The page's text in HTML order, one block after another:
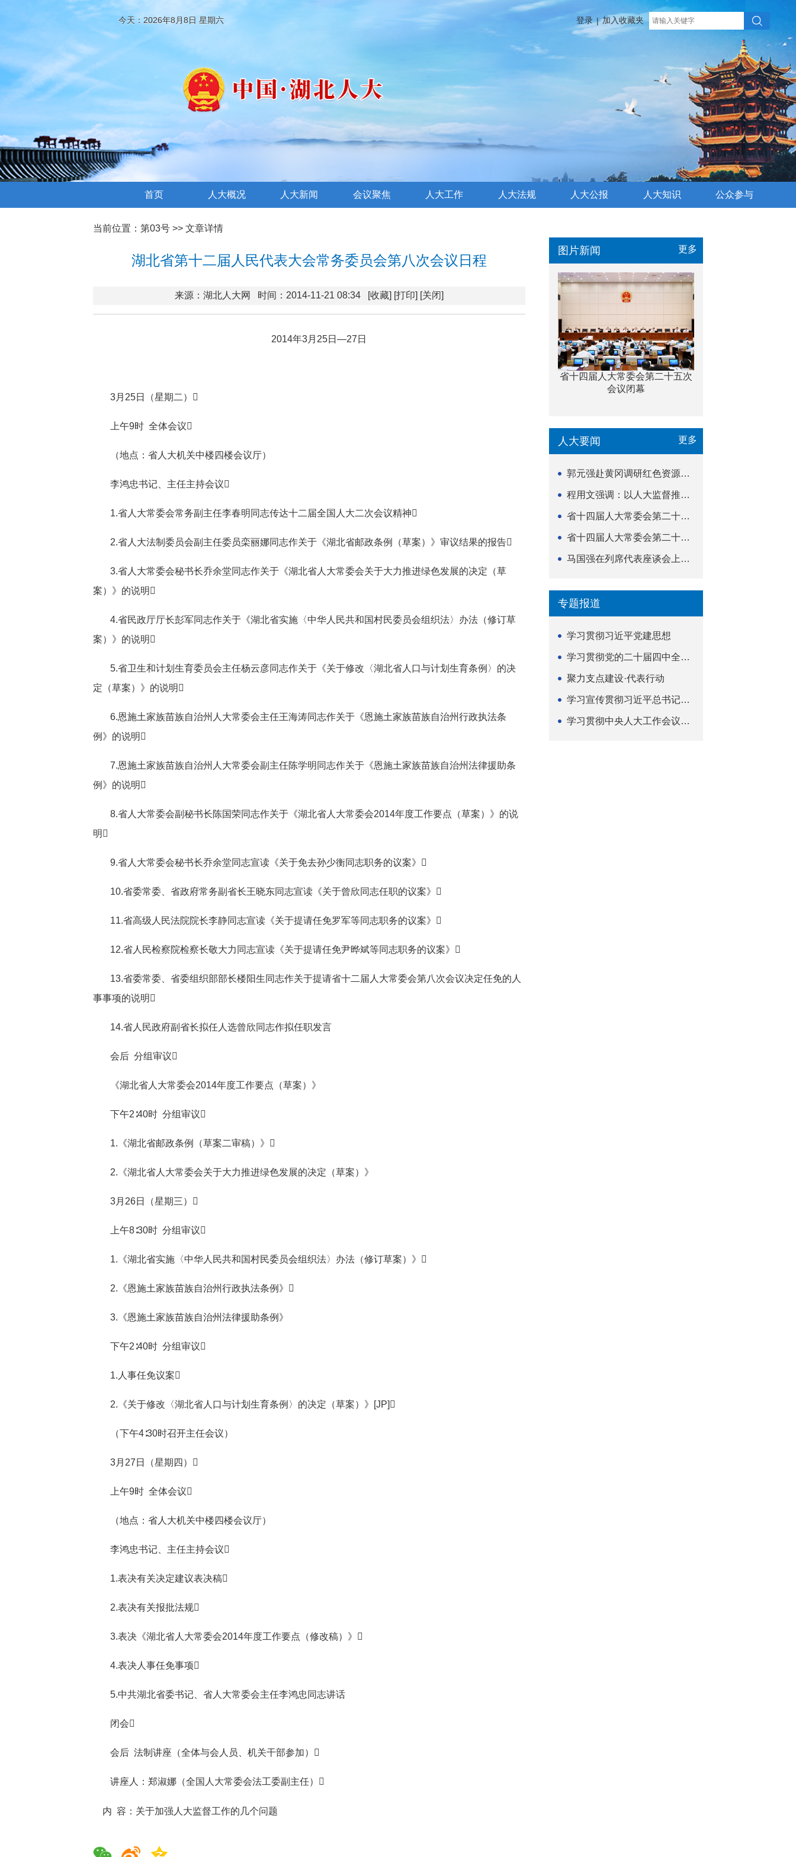
今天：2026年8月8日 星期六 登录 | 加入收藏夹
首页 人大概况 人大新闻 会议聚焦 人大工作 人大法规 人大公报 人大知识 公众参与
当前位置： 第03号 >> 文章详情
湖北省第十二届人民代表大会常务委员会第八次会议日程
来源：湖北人大网 时间：2014-11-21 08:34 [收藏] [打印] [关闭]
2014年3月25日—27日
3月25日（星期二）
上午9时 全体会议
（地点：省人大机关中楼四楼会议厅）
李鸿忠书记、主任主持会议
1.省人大常委会常务副主任李春明同志传达十二届全国人大二次会议精神
2.省人大法制委员会副主任委员栾丽娜同志作关于《湖北省邮政条例（草案）》审议结果的报告
3.省人大常委会秘书长乔余堂同志作关于《湖北省人大常委会关于大力推进绿色发展的决定（草
案）》的说明
4.省民政厅厅长彭军同志作关于《湖北省实施〈中华人民共和国村民委员会组织法〉办法（修订草
案）》的说明
5.省卫生和计划生育委员会主任杨云彦同志作关于《关于修改〈湖北省人口与计划生育条例〉的决
定（草案）》的说明
6.恩施土家族苗族自治州人大常委会主任王海涛同志作关于《恩施土家族苗族自治州行政执法条
例》的说明
7.恩施土家族苗族自治州人大常委会副主任陈学明同志作关于《恩施土家族苗族自治州法律援助条
例》的说明
8.省人大常委会副秘书长陈国荣同志作关于《湖北省人大常委会2014年度工作要点（草案）》的说
明
9.省人大常委会秘书长乔余堂同志宣读《关于免去孙少衡同志职务的议案》
10.省委常委、省政府常务副省长王晓东同志宣读《关于曾欣同志任职的议案》
11.省高级人民法院院长李静同志宣读《关于提请任免罗军等同志职务的议案》
12.省人民检察院检察长敬大力同志宣读《关于提请任免尹晔斌等同志职务的议案》
13.省委常委、省委组织部部长楼阳生同志作关于提请省十二届人大常委会第八次会议决定任免的人
事事项的说明
14.省人民政府副省长拟任人选曾欣同志作拟任职发言
会后 分组审议
《湖北省人大常委会2014年度工作要点（草案）》
下午2∶40时 分组审议
1.《湖北省邮政条例（草案二审稿）》
2.《湖北省人大常委会关于大力推进绿色发展的决定（草案）》
3月26日（星期三）
上午8∶30时 分组审议
1.《湖北省实施〈中华人民共和国村民委员会组织法〉办法（修订草案）》
2.《恩施土家族苗族自治州行政执法条例》
3.《恩施土家族苗族自治州法律援助条例》
下午2∶40时 分组审议
1.人事任免议案
2.《关于修改〈湖北省人口与计划生育条例〉的决定（草案）》[JP]
（下午4∶30时召开主任会议）
3月27日（星期四）
上午9时 全体会议
（地点：省人大机关中楼四楼会议厅）
李鸿忠书记、主任主持会议
1.表决有关决定建议表决稿
2.表决有关报批法规
3.表决《湖北省人大常委会2014年度工作要点（修改稿）》
4.表决人事任免事项
5.中共湖北省委书记、省人大常委会主任李鸿忠同志讲话
闭会
会后 法制讲座（全体与会人员、机关干部参加）
讲座人：郑淑娜（全国人大常委会法工委副主任）
内 容：关于加强人大监督工作的几个问题
图片新闻 更多
省十四届人大常委会第二十五次
会议闭幕
人大要闻 更多
郭元强赴黄冈调研红色资源保护传承立法等工作
程用文强调：以人大监督推动科技金融高质量发展
省十四届人大常委会第二十五次会议闭幕
省十四届人大常委会第二十五次会议举行
马国强在列席代表座谈会上强调 以精准履职筑牢荆楚...
专题报道
学习贯彻习近平党建思想
学习贯彻党的二十届四中全会精神
聚力支点建设·代表行动
学习宣传贯彻习近平总书记关于坚持
学习贯彻中央人大工作会议精神